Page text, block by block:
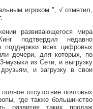
игроком ", √ отметил,
развивающегося мира
подтвердил недавно
поддержки всех цифровых
дочери, для которых, по
музыки из Сети, и выгрузку
и загрузку в свои
отсутствие почтовых
где также большинство
развития таких продаж